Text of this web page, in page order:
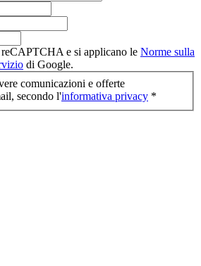
reCAPTCHA e si applicano le Norme sulla
di Google.
comunicazioni e offerte
secondo l'informativa privacy *